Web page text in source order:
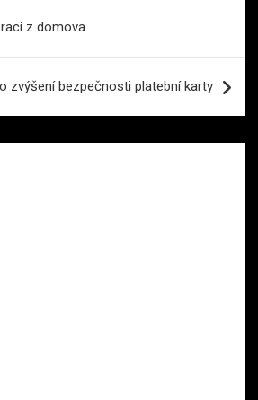
z domova
zvýšení bezpečnosti platební karty